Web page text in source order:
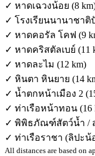
✓ หาดเฉวงน้อย (8
✓ โรงเรียนนานาชา
✓ หาดคอรัล โคฟ (9
✓ หาดคริสตัลเบย์ (11
✓ หาดละไม (12 km)
✓ หินตา หินยาย (14
✓ น้ำตกหน้าเมือง 2
✓ ท่าเรือหน้าทอน (16
✓ พิพิธภัณฑ์สัตว์น้ำ / ส
✓ ท่าเรือราชา (ลิปะน้
All distances are based on